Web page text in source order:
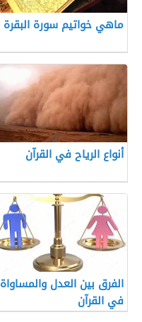
ماهي خواتيم سورة البقرة
أنواع الرياح في القرآن
الفرق بين العدل والمساواة
في القرآن